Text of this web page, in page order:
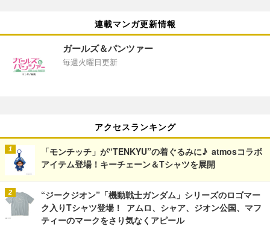
連載マンガ更新情報
ガールズ＆パンツァー
毎週火曜日更新
アクセスランキング
「モンチッチ」が“TENKYU”の着ぐるみに♪ atmosコラボ
アイテム登場！キーチェーン＆Tシャツを展開
“ジークジオン”「機動戦士ガンダム」シリーズのロゴマー
ク入りTシャツ登場！ アムロ、シャア、ジオン公国、マフ
ティーのマークをさり気なくアピール